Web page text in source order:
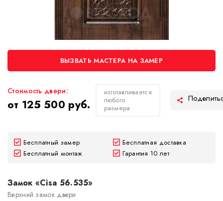
ВЫЗВАТЬ МАСТЕРА НА ЗАМЕР
Стоимость двери:
от 125 500 руб.
изготавливается
любого
размера
Бесплатный замер
Бесплатная доставка
Бесплатный монтаж
Гарантия 10 лет
Замок «Cisa 56.535»
Верхний замок двери